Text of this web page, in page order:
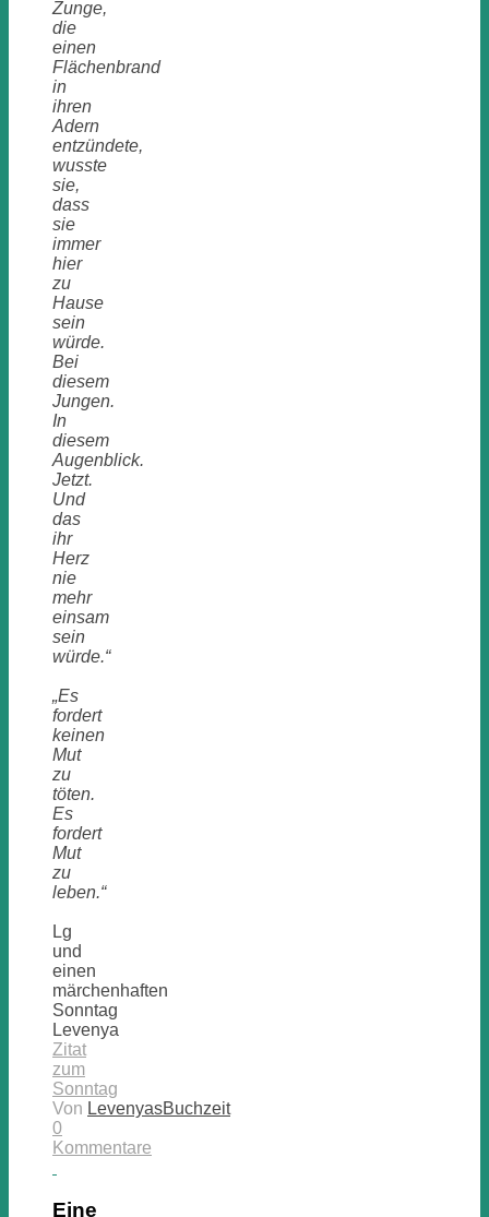
Zunge,
die
einen
Flächenbrand
in
ihren
Adern
entzündete,
wusste
sie,
dass
sie
immer
hier
zu
Hause
sein
würde.
Bei
diesem
Jungen.
In
diesem
Augenblick.
Jetzt.
Und
das
ihr
Herz
nie
mehr
einsam
sein
würde.“
„Es
fordert
keinen
Mut
zu
töten.
Es
fordert
Mut
zu
leben.“
Lg
und
einen
märchenhaften
Sonntag
Levenya
Zitat
zum
Sonntag
Von LevenyasBuchzeit
0
Kommentare
Eine